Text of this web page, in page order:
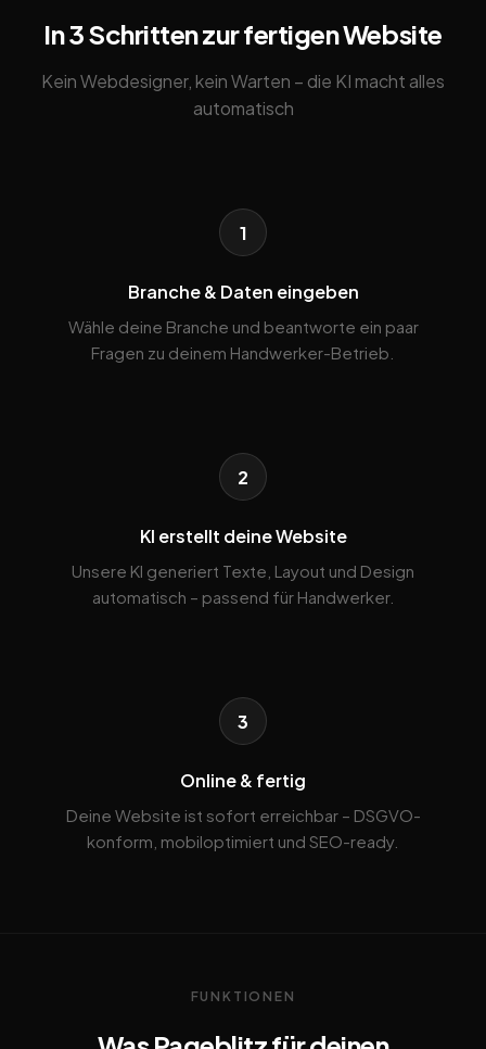
In 3 Schritten zur fertigen Website
Kein Webdesigner, kein Warten – die KI macht alles
automatisch
1
Branche & Daten eingeben
Wähle deine Branche und beantworte ein paar
Fragen zu deinem Handwerker-Betrieb.
2
KI erstellt deine Website
Unsere KI generiert Texte, Layout und Design
automatisch – passend für Handwerker.
3
Online & fertig
Deine Website ist sofort erreichbar – DSGVO-
konform, mobiloptimiert und SEO-ready.
FUNKTIONEN